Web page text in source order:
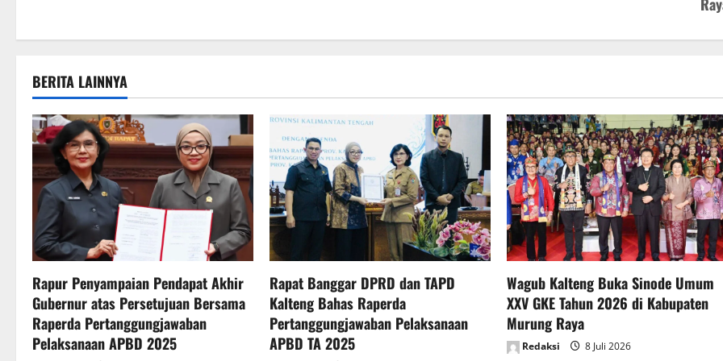
t
n
a
v
i
g
a
t
i
o
BERITA LAINNYA
Rapur Penyampaian Pendapat Akhir
Gubernur atas Persetujuan Bersama
Raperda Pertanggungjawaban
Pelaksanaan APBD 2025
Rapat Banggar DPRD dan TAPD
Kalteng Bahas Raperda
Pertanggungjawaban Pelaksanaan
APBD TA 2025
Wagub Kalteng Buka Sinode Umum
XXV GKE Tahun 2026 di Kabupaten
Murung Raya
Redaksi 8 Juli 2026